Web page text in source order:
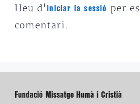
Heu d'iniciar la sessió
per
comentari.
Fundació Missatge Humà i Cristià